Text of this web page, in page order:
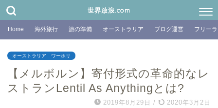
世界放浪.com
Home 海外旅行 旅の準備 オーストラリア ブログ運営 フリー
オーストラリア ワーホリ
【メルボルン】寄付形式の革命的なレ
ストランLentil As Anythingとは?
2019年8月29日 / 2020年3月2日